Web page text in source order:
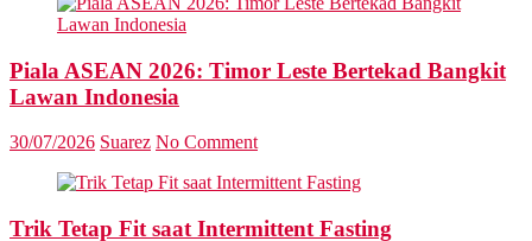
Piala ASEAN 2026: Timor Leste Bertekad Bangkit
Lawan Indonesia
30/07/2026 Suarez No Comment
Trik Tetap Fit saat Intermittent Fasting